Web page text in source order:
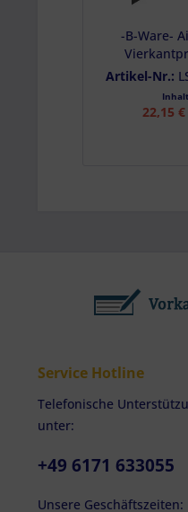
-B-Ware-
eloxiert,
Artikel-Nr.:
Inhalt
22,15
Service Hotline
Telefonische
unter:
+49 6171 633055
Unsere Geschäftszeiten: